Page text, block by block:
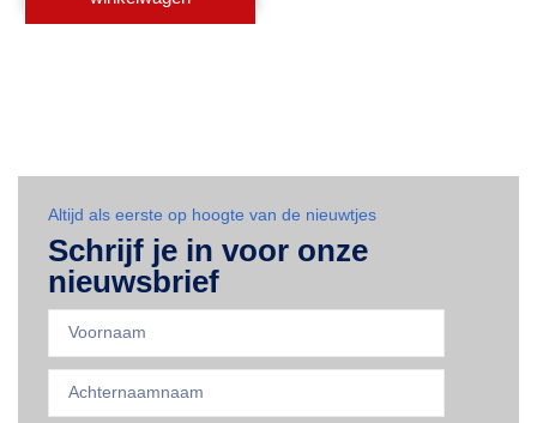
Altijd als eerste op hoogte van de nieuwtjes
Schrijf je in voor onze
nieuwsbrief